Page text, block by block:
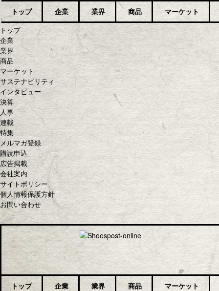
ログイン
トップ
企業
業界
商品
マーケット
サステナビリティ
インタビュー
決算
人事
連載
特集
メルマガ登録
購読申込
広告掲載
会社案内
サイトポリシー
個人情報保護方針
お問い合わせ
トップ 企業 業界 商品 マーケット
トップ 企業 業界 商品 マーケット